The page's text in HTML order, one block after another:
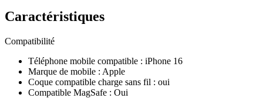
Caractéristiques
Compatibilité
Téléphone mobile compatible : iPhone 16
Marque de mobile : Apple
Coque compatible charge sans fil : oui
Compatible MagSafe : Oui